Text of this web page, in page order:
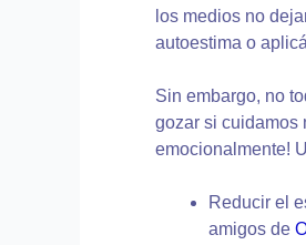
los medios no
autoestima o
Sin embargo, no
gozar si cuidamos
emocionalmente!
Reducir el
amigos de